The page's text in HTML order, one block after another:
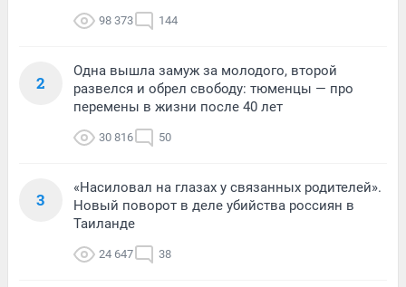
98 373 144
2
Одна вышла замуж за молодого, второй
развелся и обрел свободу: тюменцы — про
перемены в жизни после 40 лет
30 816 50
3
«Насиловал на глазах у связанных родителей».
Новый поворот в деле убийства россиян в
Таиланде
24 647 38